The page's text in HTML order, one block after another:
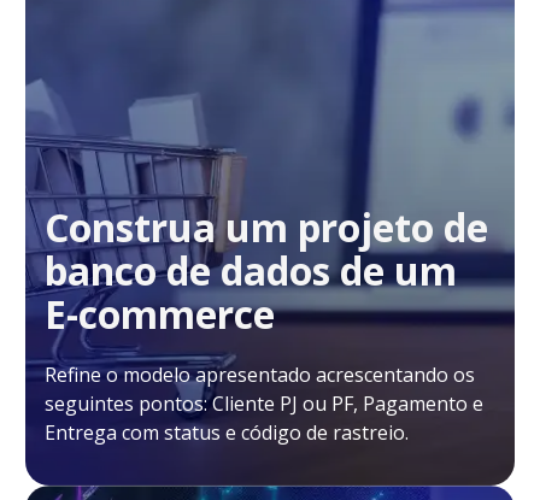
Construa um projeto de
banco de dados de um
E-commerce
Refine o modelo apresentado acrescentando os
seguintes pontos: Cliente PJ ou PF, Pagamento e
Entrega com status e código de rastreio.